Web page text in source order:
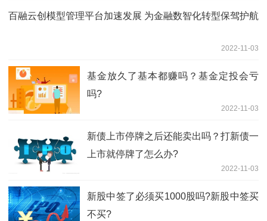
百融云创模型管理平台加速发展 为金融数智化转型保驾护航
2022-11-03
基金放久了基本都赚吗？基金定投会亏
吗?
2022-11-03
新债上市停牌之后还能卖出吗？打新债一
上市就停牌了怎么办?
2022-11-03
新股中签了必须买1000股吗?新股中签买
不买?